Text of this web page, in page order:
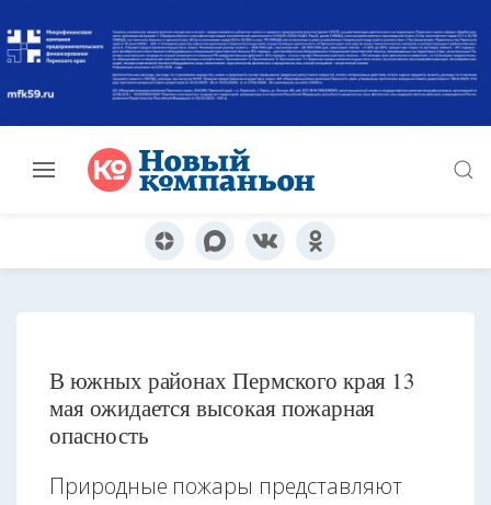
В южных районах Пермского края 13
мая ожидается высокая пожарная
опасность
Природные пожары представляют